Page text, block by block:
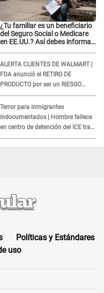
¿Tu familiar es un beneficiario
del Seguro Social o Medicare
en EE.UU.? Así debes informar
ALERTA CLIENTES DE WALMART |
FDA anunció el RETIRO DE
PRODUCTO por ser un RIESGO
MORTAL para consumidores: ¿Cuál
es?
Terror para inmigrantes
indocumentados | Hombre fallece
en centro de detención del ICE tras
sufrir una "emergencia médica"
Políticas y Estándares
uso